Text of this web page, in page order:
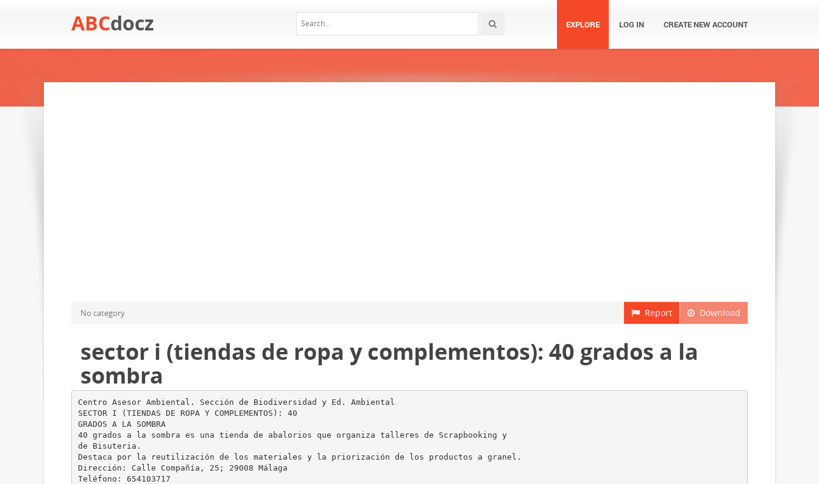
ABCdocz EXPLORE LOG IN CREATE NEW ACCOUNT
Download
Report
No category
sector i (tiendas de ropa y complementos): 40 grados a la
sombra
Centro Asesor Ambiental. Sección de Biodiversidad y Ed. Ambiental
SECTOR I (TIENDAS DE ROPA Y COMPLEMENTOS): 40
GRADOS A LA SOMBRA
40 grados a la sombra es una tienda de abalorios que organiza talleres de Scrapbooking y
de Bisuteria.
Destaca por la reutilización de los materiales y la priorización de los productos a granel.
Dirección: Calle Compañía, 25; 29008 Málaga
Teléfono: 654103717